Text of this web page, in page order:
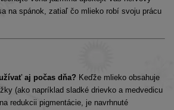
na spánok, zatiaľ čo mlieko robí svoju prácu
aj počas dňa? Keďže mlieko obsahuje
(ako napríklad sladké drievko a medvedicu
redukcii pigmentácie, je navrhnuté